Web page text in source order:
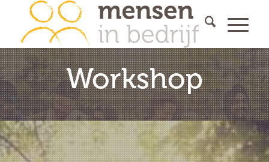
Workshop